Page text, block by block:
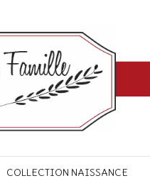
COLLECTION NAISSANCE